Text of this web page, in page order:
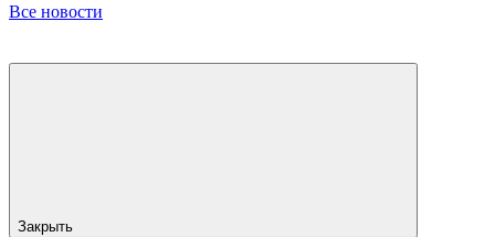
Все новости
Закрыть